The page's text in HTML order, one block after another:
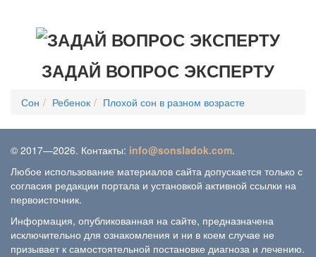
ЗАДАЙ ВОПРОС ЭКСПЕРТУ
Сон Ребенок Плохой сон в разном возрасте
© 2017—2026. Контакты: info@sonsladok.com.
Любое использование материалов сайта допускается только с
согласия редакции портала и установкой активной ссылки на
первоисточник.
Информация, опубликованная на сайте, предназначена
исключительно для ознакомления и ни в коем случае не
призывает к самостоятельной постановке диагноза и лечению.